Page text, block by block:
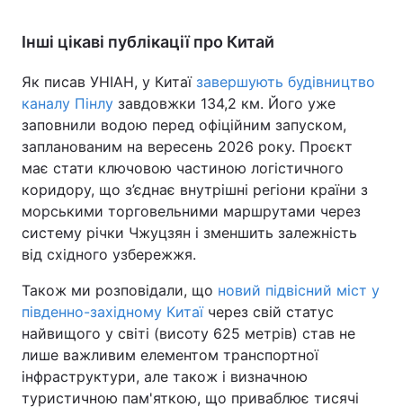
Інші цікаві публікації про Китай
Як писав УНІАН, у Китаї завершують будівництво
каналу Пінлу завдовжки 134,2 км. Його уже
заповнили водою перед офіційним запуском,
запланованим на вересень 2026 року. Проєкт
має стати ключовою частиною логістичного
коридору, що з’єднає внутрішні регіони країни з
морськими торговельними маршрутами через
систему річки Чжуцзян і зменшить залежність
від східного узбережжя.
Також ми розповідали, що новий підвісний міст у
південно-західному Китаїчерез свій статус
найвищого у світі (висоту 625 метрів) став не
лише важливим елементом транспортної
інфраструктури, але також і визначною
туристичною пам'яткою, що приваблює тисячі